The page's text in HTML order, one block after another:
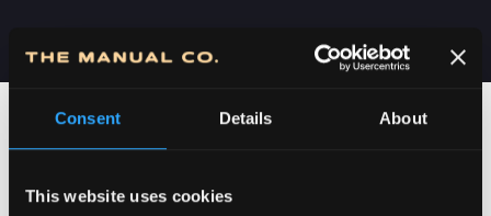
Consent Details About
This website uses cookies